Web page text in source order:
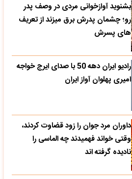
بشنوید آوازخوانی مردی در وصف پدر
رو؛ چشمان پدرش برق میزند از تعریف
های پسرش
رادیو ایران دهه 50 با صدای ایرج خواجه
امیری پهلوان آواز ایران
داوران مرد جوان را زود قضاوت کردند،
وقتی خواند فهمیدند چه الماسی را
نادیده گرفته اند